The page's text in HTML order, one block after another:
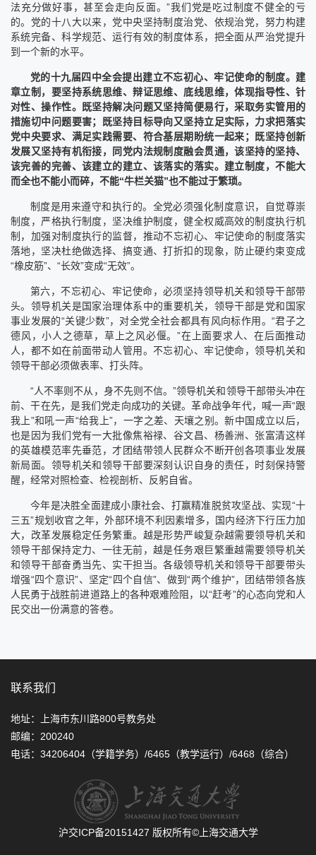
法充分做好事，甚至会走向反面。”我们党是吃过制度不健全的亏
的。党的十八大以来，党中央坚持制度治党、依规治党，努力构建
系统完备、科学规范、运行有效的制度体系，把全面从严治党提升
到一个新的水平。
党的十九届四中全会提出建立不忘初心、牢记使命的制度。建
章立制，要坚持系统思维、辩证思维、底线思维，体现指导性、针
对性、操作性。既坚持解决问题又坚持简便易行，采取务实管用的
措施切中问题要害；既坚持目标导向又坚持立足实际，力求把落实
党中央要求、满足实践需要、符合基层期盼统一起来；既坚持创新
发展又坚持有机衔接，同党内法规制度融会贯通，该坚持的坚持、
该完善的完善、该建立的建立、该落实的落实。建立制度，不能大
而全也不能小而碎，不能“牛栏关猫”也不能过于繁琐。
制度是用来遵守和执行的。全党必须强化制度意识，自觉尊崇
制度，严格执行制度，坚决维护制度，健全权威高效的制度执行机
制，加强对制度执行的监督，推动不忘初心、牢记使命的制度落实
落地，坚决杜绝做选择、搞变通、打折扣的现象，防止硬约束变成
“橡皮筋”、“长效”变成“无效”。
第六，不忘初心、牢记使命，必须坚持领导机关和领导干部带
头。领导机关是国家治理体系中的重要机关，领导干部是党和国家
事业发展的“关键少数”，对全党全社会都具有风向标作用。“君子之
德风，小人之德草，草上之风必偃。”在上面要求人、在后面推动
人，都不如在前面带动人管用。不忘初心、牢记使命，领导机关和
领导干部必须做表率、打头阵。
“人不率则不从，身不先则不信。”领导机关和领导干部带头冲在
前、干在先，是我们党走向成功的关键。革命战争年代，喊一声“跟
我上”和吼一声“给我上”，一字之差、天壤之别。新中国成立以后，
也是因为我们党有一大批像焦裕禄、谷文昌、杨善洲、张富清这样
的英雄模范率先垂范，才团结带领人民群众不断开创各项事业发展
新局面。领导机关和领导干部要深刻认识自身的责任，时刻保持警
醒，经常对照检查、检视剖析、反躬自省。
今年是决胜全面建成小康社会、打赢精准脱贫攻坚战、实现“十
三五”规划收官之年，外部环境不利因素增多，国内经济下行压力加
大，改革发展稳定任务繁重。越是形势严峻复杂越需要领导机关和
领导干部保持定力、一往无前，越是任务艰巨繁重越需要领导机关
和领导干部奋勇当先、实干担当。各级领导机关和领导干部要带头
增强“四个意识”、坚定“四个自信”、做到“两个维护”，团结带领各族
人民勇于战胜前进道路上的各种艰难险阻，以“赶考”的心态向党和人
民交出一份满意的答卷。
联系我们
地址：上海市东川路800号教务处
邮编：200240
电话：34206404（学籍学务）/6465（教学运行）/6468（综合）
沪交ICP备20151427 版权所有©上海交通大学